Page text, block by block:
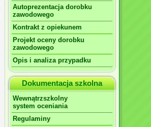
Autoprezentacja dorobku
zawodowego
Kontrakt z opiekunem
Projekt oceny dorobku
zawodowego
Opis i analiza przypadku
Dokumentacja szkolna
Wewnątrzszkolny
system oceniania
Regulaminy